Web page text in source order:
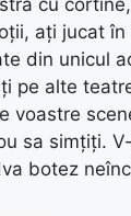
ați jucat
din unicul
pe alte
voastre
sa simțiți.
botez